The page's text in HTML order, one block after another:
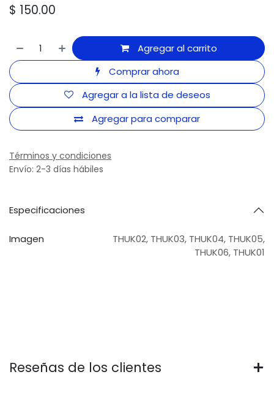
$ 150.00
Agregar al carrito
Comprar ahora
Agregar para comparar
Agregar a la lista de deseos
Términos y condiciones
Envío: 2-3 días hábiles
Especificaciones
Imagen THUK02, THUK03, THUK04, THUK05,
THUK06, THUK01
Reseñas de los clientes